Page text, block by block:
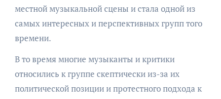
местной музыкальной сцены и стала одной из
самых интересных и перспективных групп того
времени.
В то время многие музыканты и критики
относились к группе скептически из-за их
политической позиции и протестного подхода к